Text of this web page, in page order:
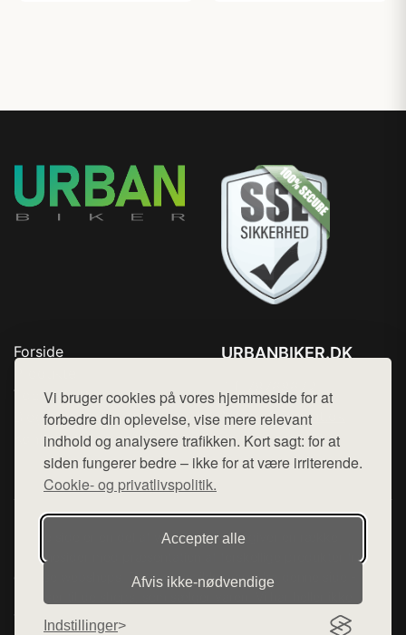
Vi bruger cookies på vores hjemmeside for at
forbedre din oplevelse, vise mere relevant
indhold og analysere trafikken. Kort sagt: for at
siden fungerer bedre – ikke for at være irriterende.
Cookie- og privatlivspolitik.
Accepter alle
Afvis ikke‑nødvendige
Indstillinger
Forside
Top Rabatter
Blog
Kontakt
URBANBIKER.DK
Mail: hej@want.dk
Cookie- og privatlivspolitik
Denne side er en del af want.dk, der udgiver en række
hjemmesider med præsentation af forskellige produkter fra
diverse webshops. Der sælges ikke varer fra denne side - vi
varerne på lager.